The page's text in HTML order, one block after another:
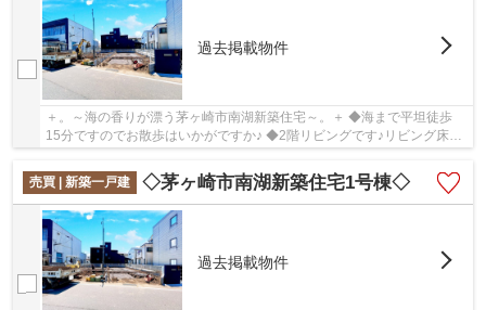
過去掲載物件
＋。～海の香りが漂う茅ヶ崎市南湖新築住宅～。＋ ◆海まで平坦徒歩
15分ですのでお散歩はいかがですか♪ ◆2階リビングです♪リビング床暖
売買 | 新築一戸建
◇茅ヶ崎市南湖新築住宅1号棟◇
過去掲載物件